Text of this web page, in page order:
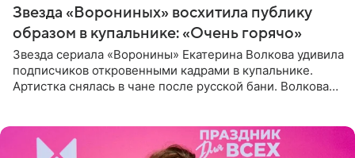
Звезда «Ворониных» восхитила публику
образом в купальнике: «Очень горячо»
Звезда сериала «Воронины» Екатерина Волкова удивила
подписчиков откровенными кадрами в купальнике.
Артистка снялась в чане после русской бани. Волкова